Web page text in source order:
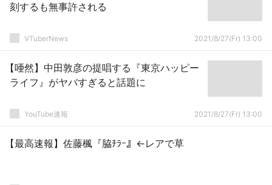
刻するも無事許される
VTuberNews 2021/8/27(Fr) 13:00
【唖然】中田敦彦の提唱する『東京ハッピー
ライフ』がヤバすぎると話題に
YouTube速報 2021/8/27(Fr) 13:00
【最高速報】佐藤楓『脇ﾁﾗｰ』←レアで草